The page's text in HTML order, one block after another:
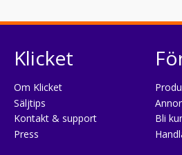
Klicket
Om Klicket
Säljtips
Kontakt & support
Press
Bli